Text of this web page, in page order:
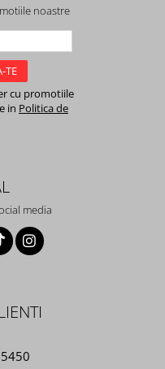
noastre
cu promotiile
in Politica de
media